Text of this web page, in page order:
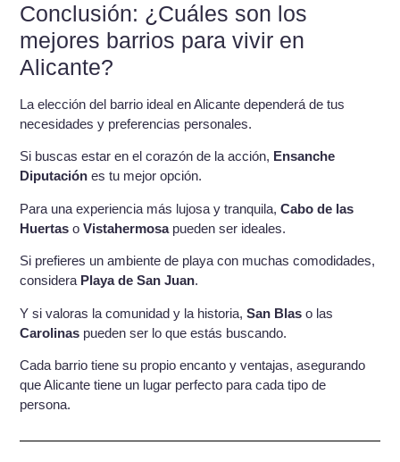
Conclusión: ¿Cuáles son los
mejores barrios para vivir en
Alicante?
La elección del barrio ideal en Alicante dependerá de tus
necesidades y preferencias personales.
Si buscas estar en el corazón de la acción, Ensanche
Diputación es tu mejor opción.
Para una experiencia más lujosa y tranquila,Cabo de las
Huertas oVistahermosapueden ser ideales.
Si prefieres un ambiente de playa con muchas comodidades,
considera Playa de San Juan.
Y si valoras la comunidad y la historia,San Blas o las
Carolinas pueden ser lo que estás buscando.
Cada barrio tiene su propio encanto y ventajas, asegurando
que Alicante tiene un lugar perfecto para cada tipo de
persona.